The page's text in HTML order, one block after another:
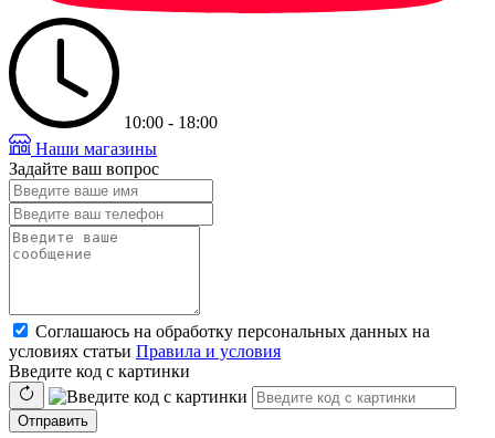
10:00 - 18:00
Наши магазины
Задайте ваш вопрос
Соглашаюсь на обработку персональных данных на
условиях статьи Правила и условия
Введите код с картинки
Отправить